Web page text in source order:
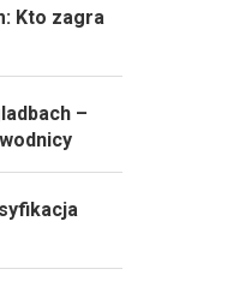
Kto zagra
–